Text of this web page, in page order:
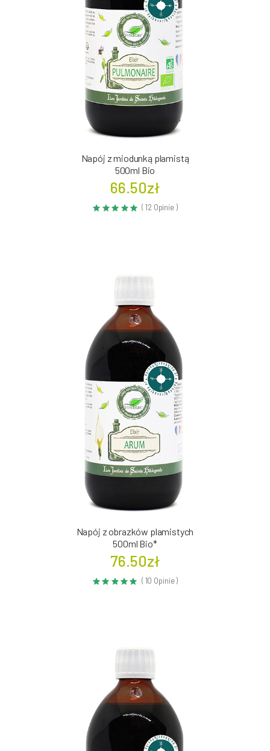
Napój z miodunką plamistą
500ml Bio
66.50zł
( 12 Opinie )
Napój z obrazków plamistych
500ml Bio*
76.50zł
( 10 Opinie )